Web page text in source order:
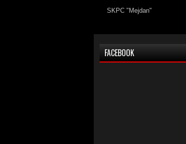
SKPC "Mejdan"
FACEBOOK